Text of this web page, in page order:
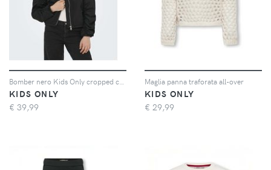
KIDS ONLY
€ 39,99
Maglia panna traforata all-over
KIDS ONLY
€ 29,99